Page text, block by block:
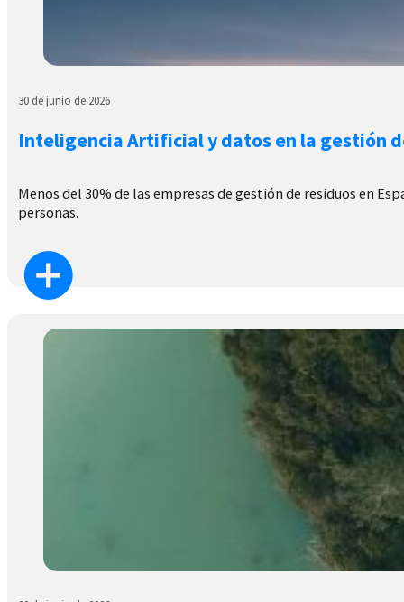
30 de junio de 2026
Inteligencia Artificial y datos en la gestión
Menos del 30% de las empresas de gestión de residuos en
personas.